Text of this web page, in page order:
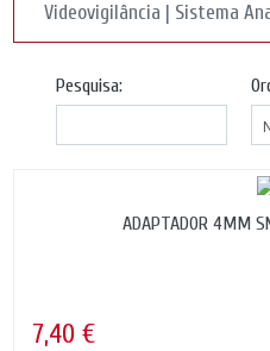
Videovigilância | Sistema
Pesquisa:
ADAPTADOR 4MM
7,40 €